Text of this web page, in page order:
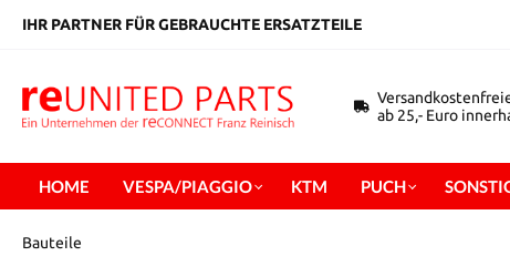
springen
IHR PARTNER FÜR GEBRAUCHTE ERSATZTEILE
ab 25,- Euro
HOME VESPA/PIAGGIO KTM PUCH
Bauteile